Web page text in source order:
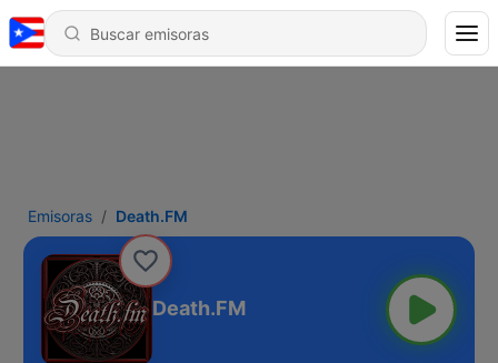
Emisoras Death.FM
Death.FM